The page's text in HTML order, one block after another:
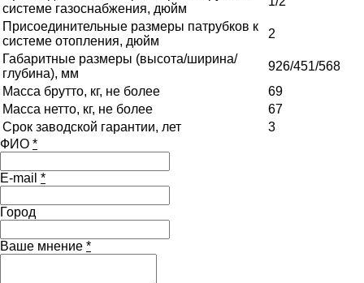
системе газоснабжения, дюйм
Присоединительные размеры патрубков к
системе отопления, дюйм
2
Габаритные размеры (высота/ширина/
глубина), мм
926/451/568
Масса брутто, кг, не более
69
Масса нетто, кг, не более
67
Срок заводской гарантии, лет
3
ФИО *
E-mail *
Город
Ваше мнение *